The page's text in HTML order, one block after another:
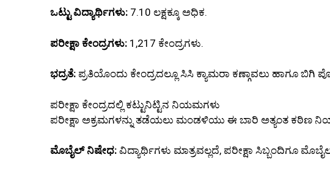
ಒಟ್ಟು ವಿದ್ಯಾರ್ಥಿಗಳು: 7.10 ಲಕ್ಷಕ್ಕೂ ಅಧಿಕ.
ಪರೀಕ್ಷಾ ಕೇಂದ್ರಗಳು: 1,217 ಕೇಂದ್ರಗಳು.
ಭದ್ರತೆ: ಪ್ರತಿಯೊಂದು ಕೇಂದ್ರದಲ್ಲೂ ಸಿಸಿ ಕ್ಯಾಮರಾ ಕಣ್ಗಾವಲು ಹಾಗೂ
ಪರೀಕ್ಷಾ ಕೇಂದ್ರದಲ್ಲಿ ಕಟ್ಟುನಿಟ್ಟಿನ ನಿಯಮಗಳು
ಪರೀಕ್ಷಾ ಅಕ್ರಮಗಳನ್ನು ತಡೆಯಲು ಮಂಡಳಿಯು ಈ ಬಾರಿ ಅತ್ಯಂತ ಕಠಿಣ
ಮೊಬೈಲ್ ನಿಷೇಧ: ವಿದ್ಯಾರ್ಥಿಗಳು ಮಾತ್ರವಲ್ಲದೆ, ಪರೀಕ್ಷಾ ಸಿಬ್ಬಂದಿಗೂ